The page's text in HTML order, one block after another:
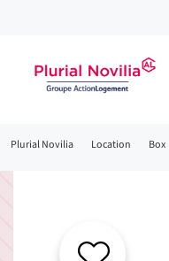
Fil
d'Ariane
Plurial Novilia Location Box